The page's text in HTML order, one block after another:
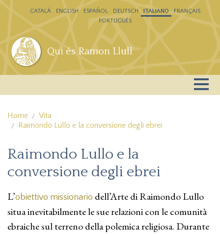
Salta al contenuto principale
Qui és Ramon Llull
CATALÁ ENGLISH ESPAÑOL DEUTSCH ITALIANO
FRANÇAIS
PORTUGUÊS
Home
Vita
Raimondo Lullo e la conversione degli ebrei
Raimondo Lullo e la
conversione degli ebrei
L’obiettivo missionario dell’Arte di Raimondo Lullo
situa inevitabilmente le sue relazioni con le comunità
ebraiche sul terreno della polemica religiosa. Durante